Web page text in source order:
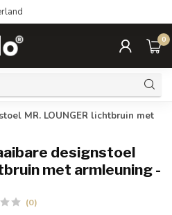
0
MR. LOUNGER lichtbruin met
designstoel
met armleuning -
(0)